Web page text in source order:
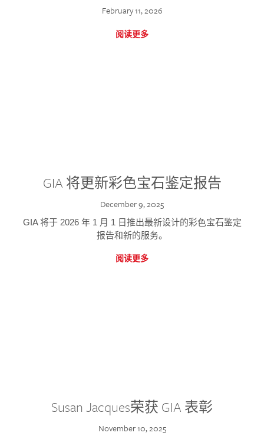
February 11, 2026
阅读更多
GIA 将更新彩色宝石鉴定报告
December 9, 2025
GIA 将于 2026 年 1 月 1 日推出最新设计的彩色宝石鉴定
报告和新的服务。
阅读更多
Susan Jacques荣获 GIA 表彰
November 10, 2025